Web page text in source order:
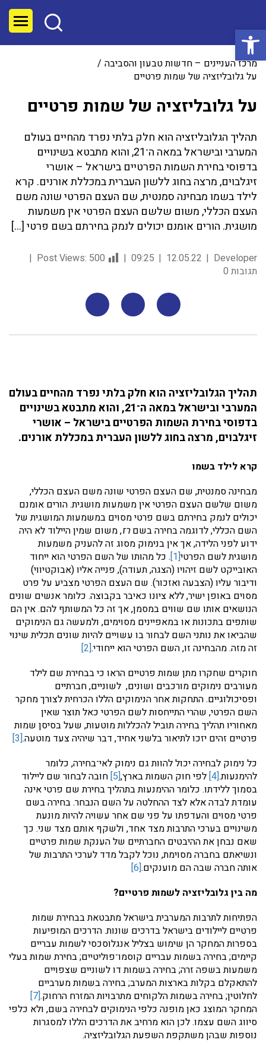
מרכז העניינים – חדשות טבעון והסביבה
על גלובליזציה של שמות פרטיים
על גלובליזציה של שמות פרטיים
תהליך הגלובליזציה הוא חלק בלתי נפרד מהחיים בעולם
המערבי ובישראל במאה ה־21, והוא מתבטא בשינויים
בדפוסי בחירת השמות הפרטיים בישראל – אושרי
זיגלבוים, מרצה בחוג ללשון העברית במכללת אורנים. קרא
לילד בשמו מבחינה סמנטית, שם העצם הפרטי שונה משם
העצם הכללי, משום שלשם העצם הפרטי אין משמעות
מושגית. הורים אומנם יכולים לנמק בחירתם בשם פרטי […]
Developer
12.05.22
09:25
Post Views: 500
תגובות 0
תהליך הגלובליזציה הוא חלק בלתי נפרד מהחיים בעולם
המערבי ובישראל במאה ה־21, והוא מתבטא בשינויים
בדפוסי בחירת השמות הפרטיים בישראל – אושרי
זיגלבוים, מרצה בחוג ללשון העברית במכללת אורנים.
קרא לילד בשמו
מבחינה סמנטית, שם העצם הפרטי שונה משם העצם הכללי,
משום שלשם העצם הפרטי אין משמעות מושגית. הורים אומנם
יכולים לנמק בחירתם בשם פרטי מסוים במשמעות המושגית של
השם הכללי, לדוגמה בחירה בשםרז, משום שמין היילוד לא היה
ידוע לפני הלידה, אך אין בנימוק מסוג זה להעניק משמעות
מושגית לשם הפרטי[1] . כל מהותו של השם הפרטי הוא ייחוד
האובייקט לשם זיהויו (הצגה, תעודה), פנייה אליו (אבוקטיווי)
ודיבור עליו (הצבעה ואזכור). שם העצם הפרטי מצביע על פרט
מסוים באופן ישיר, ללא ציונו כאיבר בקבוצה. כלומר אנשים שונים
הנושאים אותו שם שווים במסמן, אך זה כל המשותף להם. אין הם
שותפים בתכונות או במאפיינים מסוימים, ולמעשה גם הנימוקים
שהביאו את נותני השם לבחור בו עשויים להיות שונים תכלית שינוי
זה מזה. מהבחינה זו, השם הפרטי הוא ייחודי.[2]
חוקרים שחקרו מתן שמות פרטיים הראו כי בבחירת שם לילד
מעורבים נימוקים מורכבים ושונים, לשוניים, חברתיים
ופסיכולוגיים. התחקות אחר הנימוקים הללו הכרחית לצורך מחקר
השם הפרטי, שהרי התייחסות לשם הפרטי כאל תוצר שאין
מאחוריו תהליך בחירה תוביל להכללות מוטעות, שעל בסיסן שמות
פרטיים זהים יזכו לתיאור בלשני אחיד, דבר שיהיה צעד מוטעה.[3]
כל נימוק לבחירה יכול להוות גם נימוק לאי־בחירה, כלומר
להימנעות.[4] לפי חוק השמות בארץ,[5]
חובה לבחור שם ליילוד
בסמוך ללידתו. כלומר ההימנעות בתהליך בחירת שם פרטי אינה
עומדת לבדה אלא לצד ההחלטה על השם הנבחר. בחירה בשם
פרטי מסוים והעדפתו על פני שם אחר עשויה להיות מונעת
משינויים בערכי התרבות מצד אחד, ולשקף אותם מצד שני. כך
שאם נבחן את ההיבטים החברתיים של הענקת שמות פרטיים
ונשיאתם בחברה מסוימת, נוכל לקבל מדד לערכי התרבות של
אותה חברה שבה הם מוענקים.[6]
מה בין גלובליזציה לשמות פרטיים?
הפתיחות לתרבות המערבית בישראל מתבטאת בבחירת שמות
פרטיים ליילודים בישראל בדרכים שונות. הדרכים המופיעות
בספרות המחקר הן שימוש בצליל אנגלוסכסי לשמות עבריים
קיימים; בחירה בשמות עבריים קוסמו־פוליטיים; בחירת שמות בעלי
משמעות בשפה זרה; בחירה בשמות דו לשוניים שצפויים
להתאקלם בקלות בארצות המערב; בחירה בשמות מערביים
לחלוטין; בחירה בשמות הלקוחים מתרבויות המזרח הרחוק.[7]
המחקר המוצג כאן מופנה כלפי הנימוקים לבחירה בשם, ולא כלפי
סיווג השם עצמו. לכן הוא מרחיב את הדרכים הללו למסגרות
נוספות שבהן משתקפת השפעת הגלובליזציה.
פתח סרגל נגישות